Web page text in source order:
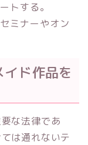
トする。
ミナーやオン
ド作品を
な法律であ
は通れないテ